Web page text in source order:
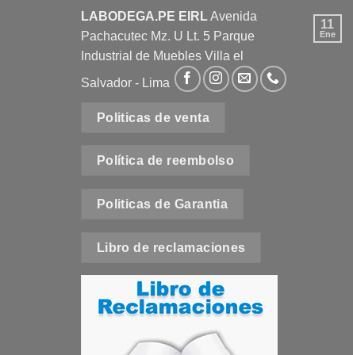
LABODEGA.PE EIRLAvenida
Pachacutec Mz. U Lt. 5 Parque
Industrial de Muebles Villa el
Salvador - Lima
Politicas de venta
Política de reembolso
Politicas de Garantia
Libro de reclamaciones
11
Ene